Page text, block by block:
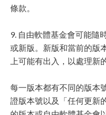
條款。
9. 自由軟體基金會可能隨
或新版。新版和當前的版
上可能有出入，以處理新
每一版本都有不同的版本
證版本號以及「任何更新